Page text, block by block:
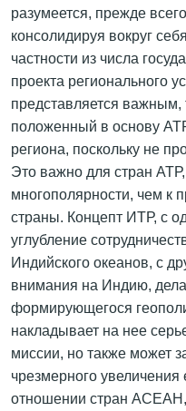
разумеется, прежде
консолидируя вокруг
частности из числа
проекта регионального
представляется важным,
положенный в основу
региона, поскольку не
Это важно для стран
многополярности, чем к
страны. Концепт ИТР, с
углубление
Индийского океанов, с
внимания на Индию,
формирующегося
накладывает на нее
миссии, но также может
чрезмерного
отношении стран